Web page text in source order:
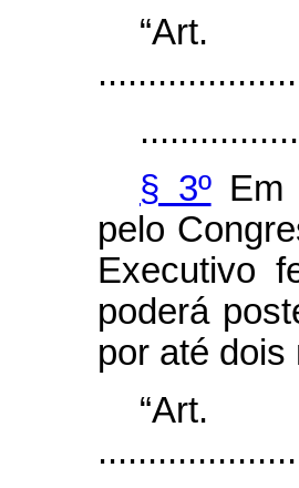
§ 3ºEm
pelo
Executivo
poderá
por até dois